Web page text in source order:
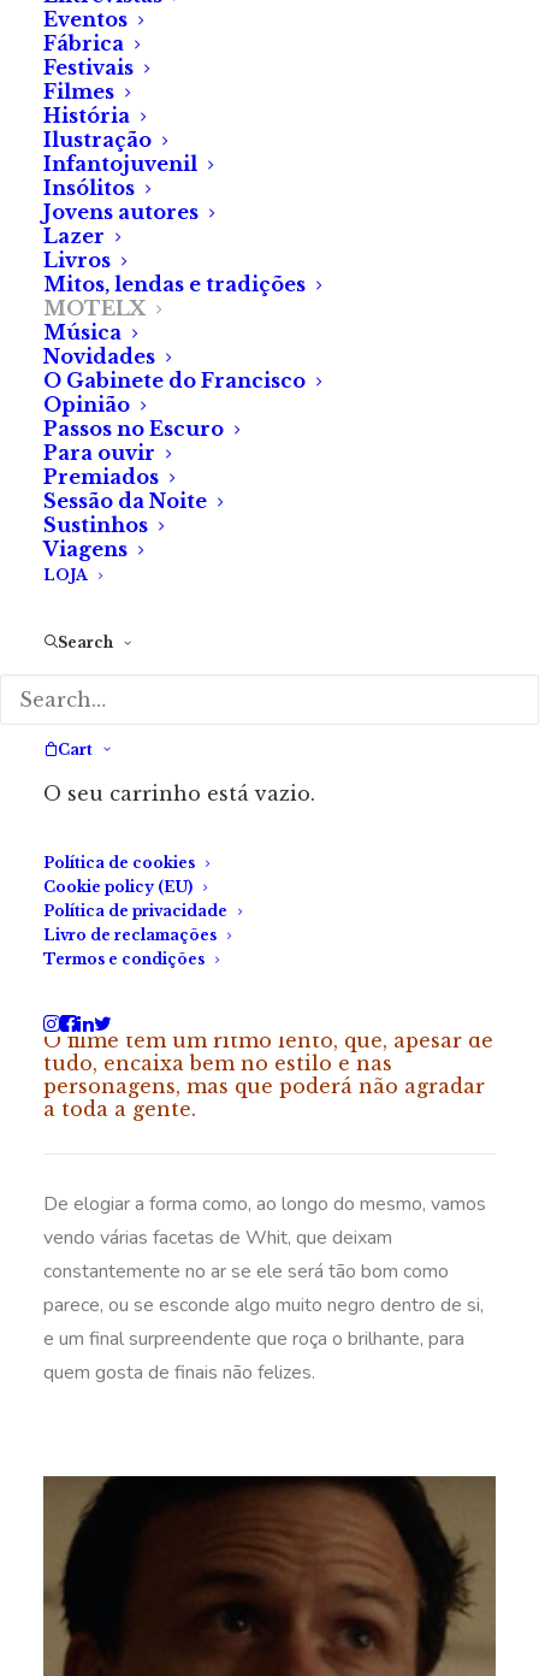
Eventos
Fábrica
Festivais
Filmes
História
Ilustração
Infantojuvenil
Insólitos
Jovens autores
Lazer
Livros
Mitos, lendas e tradições
MOTELX
Música
Novidades
O Gabinete do Francisco
Opinião
Passos no Escuro
Para ouvir
Premiados
Sessão da Noite
Sustinhos
Viagens
LOJA
Search
Cart
O seu carrinho está vazio.
Política de cookies
Cookie policy (EU)
Política de privacidade
Livro de reclamações
Termos e condições
Cláudio André Redondo
The Civil Dead
pelo realizador do filme), um fotógrafo com
dificuldades financeiras que não consegue arranjar
trabalho ou algo útil para fazer. Após ganhar de forma
muito questionável o dinheiro que precisa para pagar a
renda, e aproveitando uma viagem de trabalho da
namorada, Clay decide seguir o conselho dela e tirar
fotografias pela cidade. É enquanto o faz que encontra
escreveu o argumento com Clay), um velho conhecido
que não via há anos.
Nesse encontro, Clay descobre que Whit está morto
e que é a única pessoa a conseguir vê-lo. Whit fica
mas Clay não parece assim tão contente por ter um
fantasma que o segue para todo o lado e não o deixa
ter privacidade.
O filme tem um ritmo lento, que, apesar de
tudo, encaixa bem no estilo e nas
personagens, mas que poderá não agradar
a toda a gente.
De elogiar a forma como, ao longo do mesmo, vamos
vendo várias facetas de Whit, que deixam
constantemente no ar se ele será tão bom como
parece, ou se esconde algo muito negro dentro de si,
e um final surpreendente que roça o brilhante, para
quem gosta de finais não felizes.